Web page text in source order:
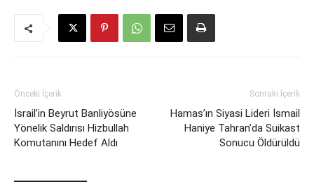
Önceki İçerik
İsrail’in Beyrut Banliyösüne
Yönelik Saldırısı Hizbullah
Komutanını Hedef Aldı
Sonraki İçerik
Hamas’ın Siyasi Lideri İsmail
Haniye Tahran’da Suikast
Sonucu Öldürüldü